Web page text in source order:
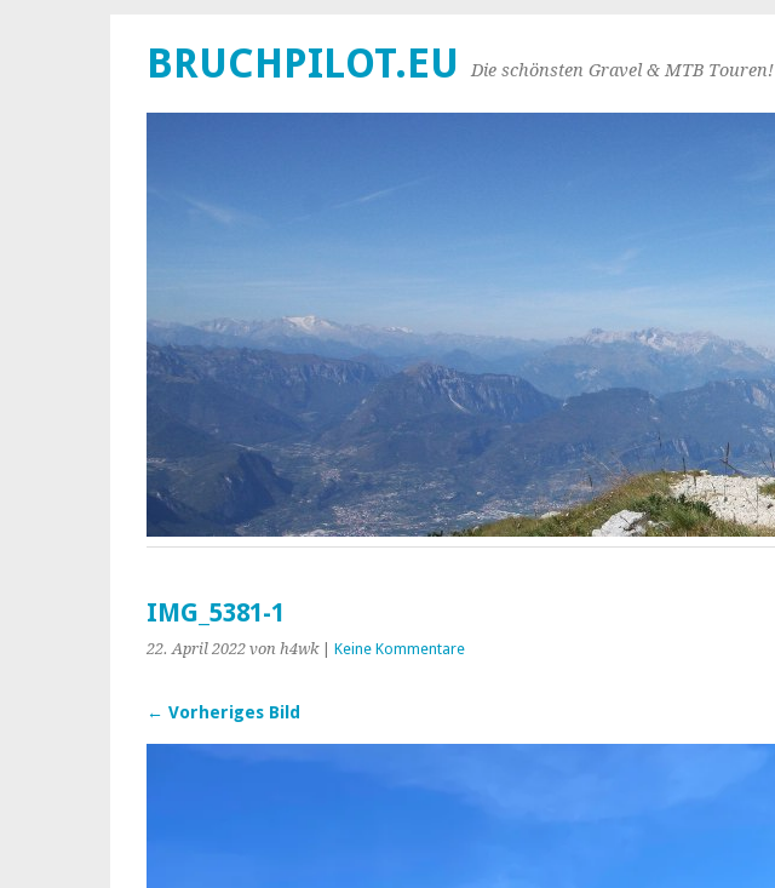
BRUCHPILOT.EU Die schönsten Gravel & MTB Touren!
IMG_5381-1
22. April 2022 von h4wk| Keine Kommentare
← Vorheriges Bild